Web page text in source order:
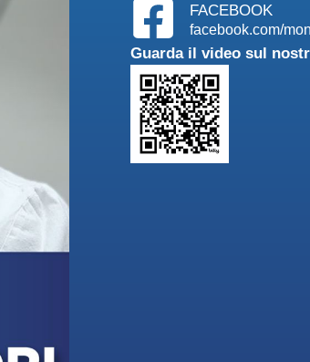
FACEBOOK
facebook.com/
Guarda il video sul